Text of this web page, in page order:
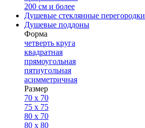
200 см и более
Душевые стеклянные перегородки
Душевые поддоны
Форма
четверть круга
квадратная
прямоугольная
пятиугольная
асимметричная
Размер
70 x 70
75 x 75
80 x 70
80 x 80